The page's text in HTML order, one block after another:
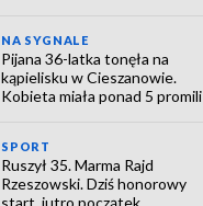
NA SYGNALE
Pijana 36-latka tonęła na
kąpielisku w Cieszanowie.
Kobieta miała ponad 5 promili
SPORT
Ruszył 35. Marma Rajd
Rzeszowski. Dziś honorowy
start, jutro początek